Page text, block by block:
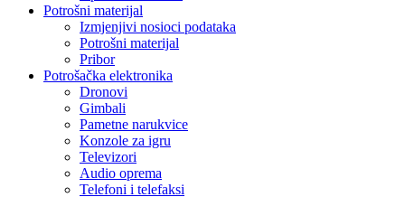
Potrošni materijal
Izmjenjivi nosioci podataka
Potrošni materijal
Pribor
Potrošačka elektronika
Dronovi
Gimbali
Pametne narukvice
Konzole za igru
Televizori
Audio oprema
Telefoni i telefaksi